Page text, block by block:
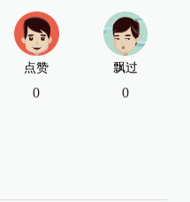
点赞
0
飘过
0